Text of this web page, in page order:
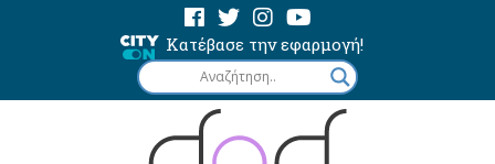
Κατέβασε την εφαρμογή!